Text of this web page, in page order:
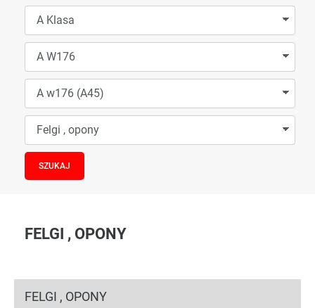
FELGI , OPONY
FELGI , OPONY